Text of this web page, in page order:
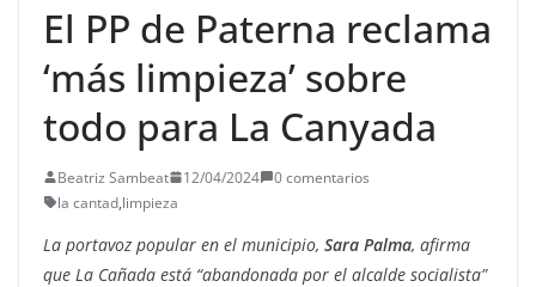
El PP de Paterna reclama
‘más limpieza’ sobre
todo para La Canyada
Beatriz Sambeat 12/04/2024
0 comentarios
la cantad,limpieza
La portavoz popular en el municipio, Sara Palma, afirma
que La Cañada está “abandonada por el alcalde socialista”